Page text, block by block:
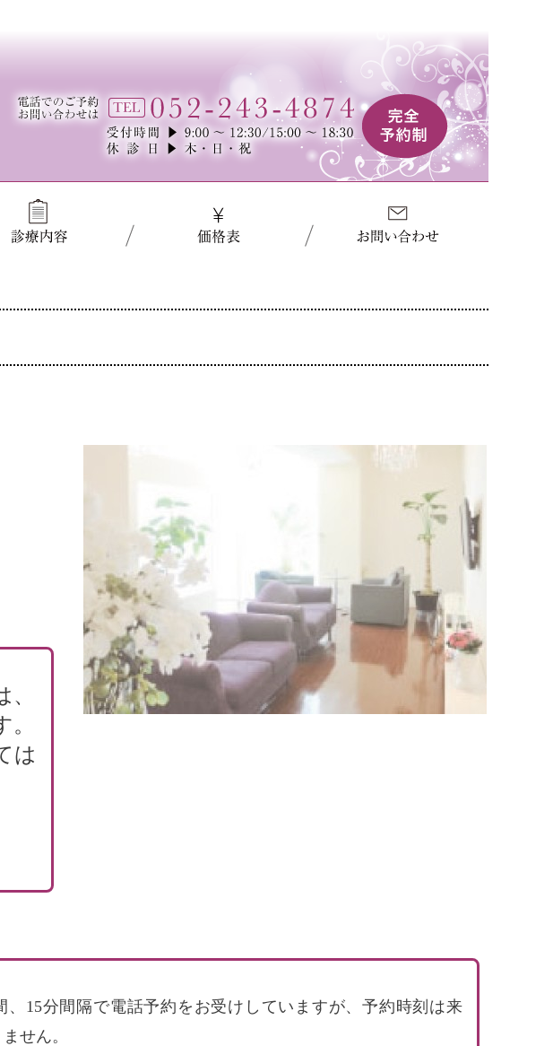
は
、15分間隔で電話予約をお受けしていますが、予約時刻は来
せん。